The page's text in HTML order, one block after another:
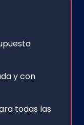
y con
todas las